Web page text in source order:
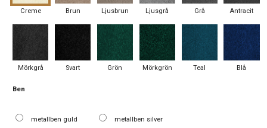
Creme Brun Ljusbrun Ljusgrå Grå Antracit
Mörkgrå Svart Grön Mörkgrön Teal Blå
Ben
metallben guld metallben silver